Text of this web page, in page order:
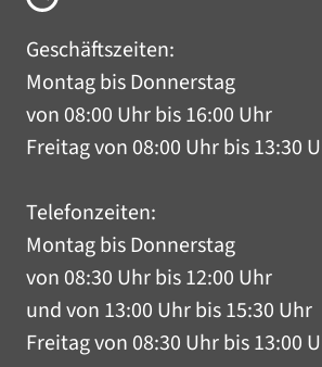
Geschäftszeiten:
Montag bis Donnerstag
von 08:00 Uhr bis 16:00 Uhr
Freitag von 08:00 Uhr bis 13:30
Telefonzeiten:
Montag bis Donnerstag
von 08:30 Uhr bis 12:00 Uhr
und von 13:00 Uhr bis 15:30 Uhr
Freitag von 08:30 Uhr bis 13:00